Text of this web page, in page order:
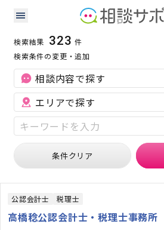
税理士の検索結果
検索結果 323 件
検索条件の変更・追加
相談内容で探す
エリアで探す
条件クリア
公認会計士 税理士
高橋稔公認会計士・税理士事務所